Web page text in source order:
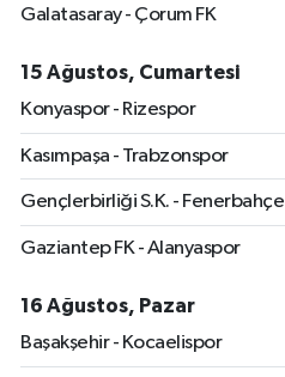
Galatasaray - Çorum FK
15 Ağustos, Cumartesi
Konyaspor - Rizespor
Kasımpaşa - Trabzonspor
Gençlerbirliği S.K. - Fenerbahçe
Gaziantep FK - Alanyaspor
16 Ağustos, Pazar
Başakşehir - Kocaelispor